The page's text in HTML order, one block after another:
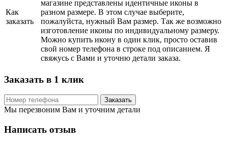
Как
заказать
магазине представлены идентичные иконы в
разном размере. В этом случае выберите,
пожалуйста, нужный Вам размер. Так же возможно
изготовление иконы по индивидуальному размеру.
Можно купить икону в один клик, просто оставив
свой номер телефона в строке под описанием. Я
свяжусь с Вами и уточню детали заказа.
Заказать в 1 клик
Заказать
Мы перезвоним Вам и уточним детали
Написать отзыв